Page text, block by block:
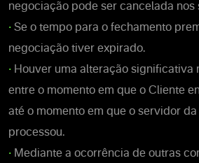
negociação pode ser cancelada nos
• Se o tempo para o fechamento
negociação tiver expirado.
• Houver uma alteração significativa
entre o momento em que o Cliente
até o momento em que o servidor da
processou.
• Mediante a ocorrência de outras